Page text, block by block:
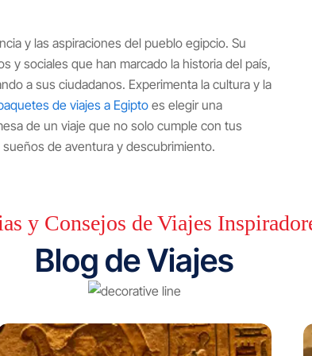
y las aspiraciones del pueblo egipcio. Su
y sociales que han marcado la historia del país,
a sus ciudadanos. Experimenta la cultura y la
de viajes a Egipto es elegir una
de un viaje que no solo cumple con tus
de aventura y descubrimiento.
y Consejos de Viajes
Blog de Viajes